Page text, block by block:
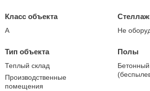
Класс объекта
А
Тип объекта
Теплый склад
Производственные
помещения
Не
Полы